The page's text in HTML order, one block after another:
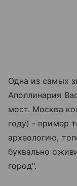
Одна из самых
Аполлинария
мост. Москва
году) - пример
археологию,
буквально
город".